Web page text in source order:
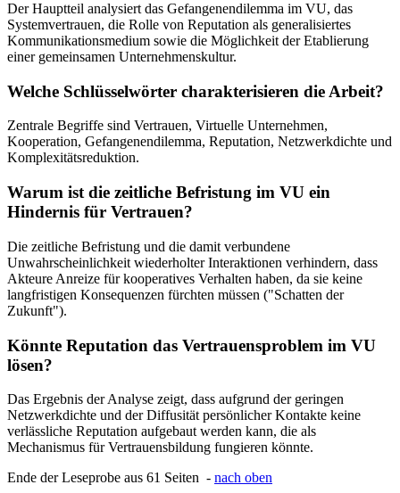
Der Hauptteil analysiert das Gefangenendilemma im VU, das
Systemvertrauen, die Rolle von Reputation als generalisiertes
Kommunikationsmedium sowie die Möglichkeit der Etablierung
einer gemeinsamen Unternehmenskultur.
Welche Schlüsselwörter charakterisieren die Arbeit?
Zentrale Begriffe sind Vertrauen, Virtuelle Unternehmen,
Kooperation, Gefangenendilemma, Reputation, Netzwerkdichte und
Komplexitätsreduktion.
Warum ist die zeitliche Befristung im VU ein
Hindernis für Vertrauen?
Die zeitliche Befristung und die damit verbundene
Unwahrscheinlichkeit wiederholter Interaktionen verhindern, dass
Akteure Anreize für kooperatives Verhalten haben, da sie keine
langfristigen Konsequenzen fürchten müssen ("Schatten der
Zukunft").
Könnte Reputation das Vertrauensproblem im VU
lösen?
Das Ergebnis der Analyse zeigt, dass aufgrund der geringen
Netzwerkdichte und der Diffusität persönlicher Kontakte keine
verlässliche Reputation aufgebaut werden kann, die als
Mechanismus für Vertrauensbildung fungieren könnte.
Ende der Leseprobe aus 61 Seiten - nach oben